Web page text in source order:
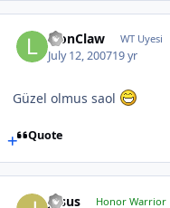
LionClaw WT Uyesi
July 12, 200719 yr
Güzel olmus saol
Quote
Jasus Honor Warrior